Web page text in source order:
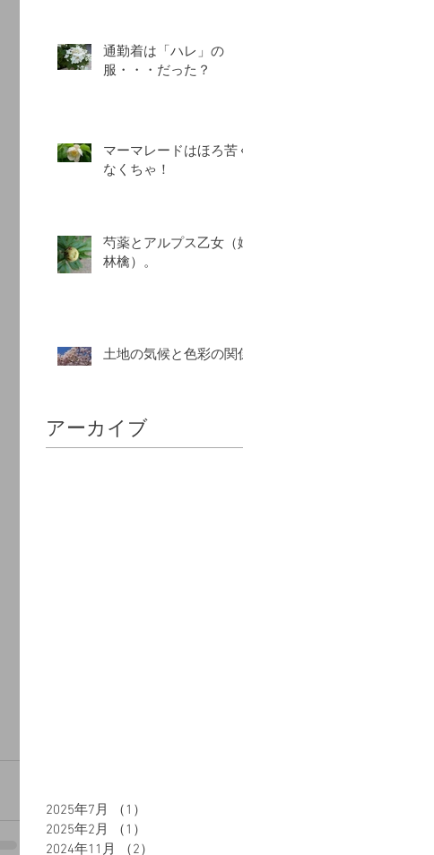
通勤着は「ハレ」の
服・・・だった？
マーマレードはほろ苦く
なくちゃ！
芍薬とアルプス乙女（姫
林檎）。
土地の気候と色彩の関係
アーカイブ
2025年7月 （1）
2025年2月
（1）
2024年11月
（2）